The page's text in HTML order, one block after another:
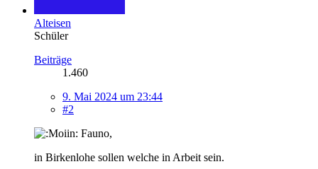
Alteisen
Schüler
Beiträge
1.460
9. Mai 2024 um 23:44
#2
Fauno,
in Birkenlohe sollen welche in Arbeit sein.